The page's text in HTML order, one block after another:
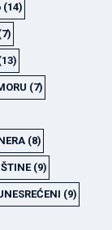
(14)
(7)
(8)
(9)
(9)